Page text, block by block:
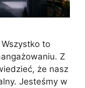
to
Z
że nasz
Jesteśmy w